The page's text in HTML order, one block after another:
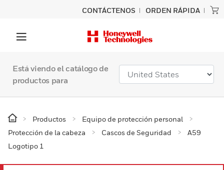
CONTÁCTENOS ORDEN RÁPIDA
Está viendo el catálogo de
productos para
Productos
Equipo de protección personal
Protección de la cabeza
Cascos de Seguridad
A59
Logotipo 1